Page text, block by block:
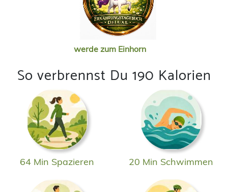
werde zum Einhorn
So verbrennst Du 190 Kalorien
64 Min Spazieren 20 Min Schwimmen